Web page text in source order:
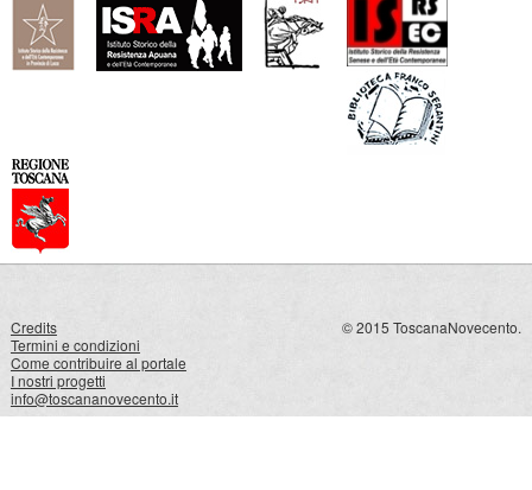
Credits
Termini e condizioni
Come contribuire al portale
I nostri progetti
info@toscananovecento.it
© 2015 ToscanaNovecento.